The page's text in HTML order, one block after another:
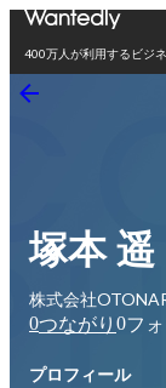
400万人が利用するビジ
塚本 遥
株式会社
0つながり 0フ
プロフィール